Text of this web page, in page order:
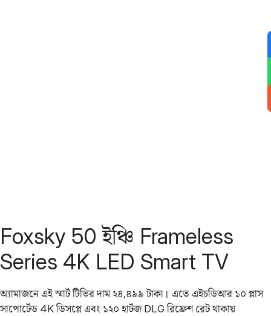
Foxsky 50 ইঞ্চি Frameless
Series 4K LED Smart TV
অ্যামাজনে এই স্মার্ট টিভির দাম ২৪,৪৯৯ টাকা। এতে এইচডিআর ১০ প্লাস
সাপোর্টেড 4K ডিসপ্লে এবং ১২০ হার্টজ DLG রিফ্রেশ রেট থাকায়